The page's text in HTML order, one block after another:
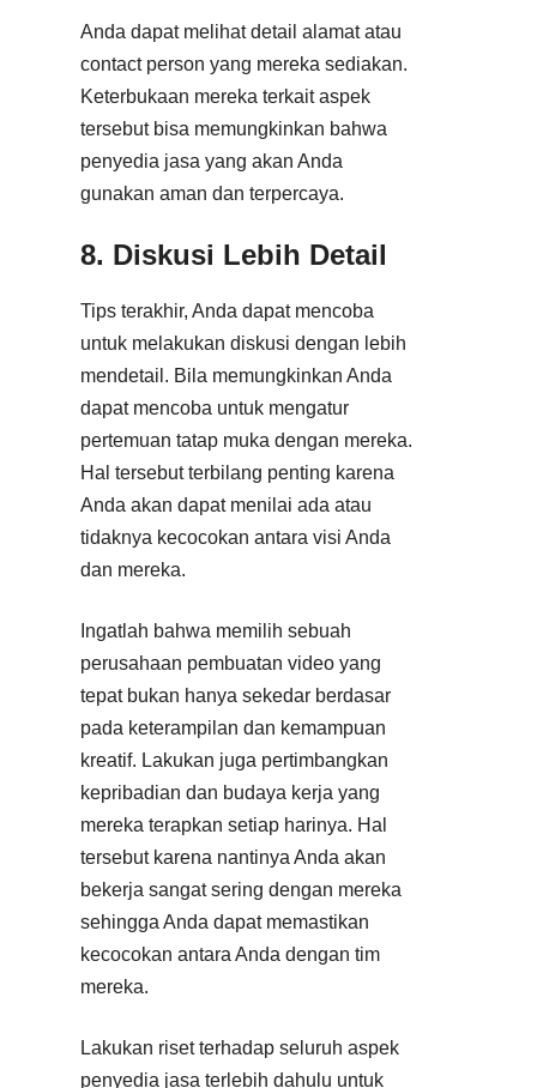
Anda dapat melihat detail alamat atau
contact person yang mereka sediakan.
Keterbukaan mereka terkait aspek
tersebut bisa memungkinkan bahwa
penyedia jasa yang akan Anda
gunakan aman dan terpercaya.
8. Diskusi Lebih Detail
Tips terakhir, Anda dapat mencoba
untuk melakukan diskusi dengan lebih
mendetail. Bila memungkinkan Anda
dapat mencoba untuk mengatur
pertemuan tatap muka dengan mereka.
Hal tersebut terbilang penting karena
Anda akan dapat menilai ada atau
tidaknya kecocokan antara visi Anda
dan mereka.
Ingatlah bahwa memilih sebuah
perusahaan pembuatan video yang
tepat bukan hanya sekedar berdasar
pada keterampilan dan kemampuan
kreatif. Lakukan juga pertimbangkan
kepribadian dan budaya kerja yang
mereka terapkan setiap harinya. Hal
tersebut karena nantinya Anda akan
bekerja sangat sering dengan mereka
sehingga Anda dapat memastikan
kecocokan antara Anda dengan tim
mereka.
Lakukan riset terhadap seluruh aspek
penyedia jasa terlebih dahulu untuk